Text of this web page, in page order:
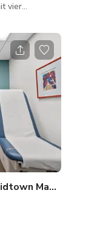
vier
genutzt
für
Medizinischer Raum in Midtown Manhattan